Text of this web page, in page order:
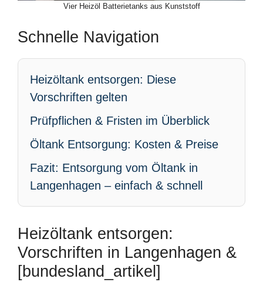
Vier Heizöl Batterietanks aus Kunststoff
Schnelle Navigation
Heizöltank entsorgen: Diese
Vorschriften gelten
Prüfpflichen & Fristen im Überblick
Öltank Entsorgung: Kosten & Preise
Fazit: Entsorgung vom Öltank in
Langenhagen – einfach & schnell
Heizöltank entsorgen:
Vorschriften in Langenhagen &
[bundesland_artikel]